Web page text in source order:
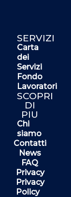
SERVIZI
Carta
dei
Servizi
Fondo
Lavoratori
SCOPRI
DI
PIU
Chi
siamo
Contatti
News
FAQ
Privacy
Privacy
Policy